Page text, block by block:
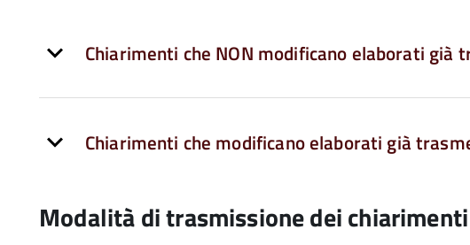
Chiarimenti che NON modificano elaborati già
Chiarimenti che modificano elaborati già
Modalità di trasmissione dei chiarimenti